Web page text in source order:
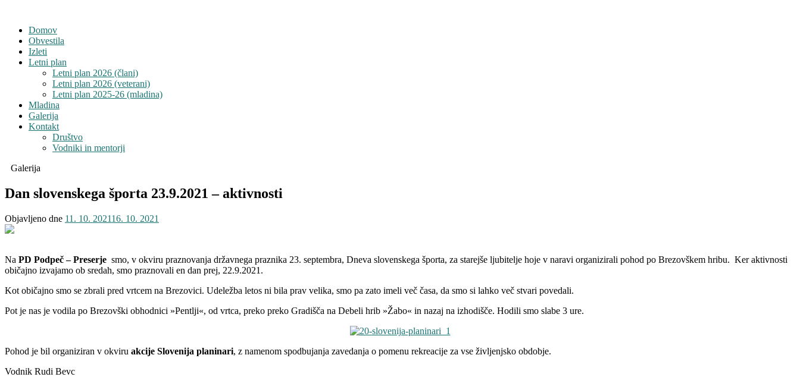
Domov
Obvestila
Izleti
Letni plan
Letni plan 2026 (člani)
Letni plan 2026 (veterani)
Letni plan 2025-26 (mladina)
Mladina
Galerija
Kontakt
Društvo
Vodniki in mentorji
Galerija
Dan slovenskega športa 23.9.2021 – aktivnosti
Objavljeno dne 11. 10. 202116. 10. 2021
Na PD Podpeč – Preserje smo, v okviru praznovanja državnega praznika 23. septembra, Dneva slovenskega športa, za starejše ljubitelje hoje v naravi organizirali pohod po Brezovškem hribu. Ker aktivnosti
običajno izvajamo ob sredah, smo praznovali en dan prej, 22.9.2021.
Kot običajno smo se zbrali pred vrtcem na Brezovici. Udeležba letos ni bila prav velika, smo pa zato imeli več časa, da smo si lahko več stvari povedali.
Pot je nas je vodila po Brezovški obhodnici »Pentlji«, od vrtca, preko preko Gradišča na Debeli hrib »Žabo« in nazaj na izhodišče. Hodili smo slabe 3 ure.
Pohod je bil organiziran v okviru akcije Slovenija planinari, z namenom spodbujanja zavedanja o pomenu rekreacije za vse življenjsko obdobje.
Vodnik Rudi Bevc